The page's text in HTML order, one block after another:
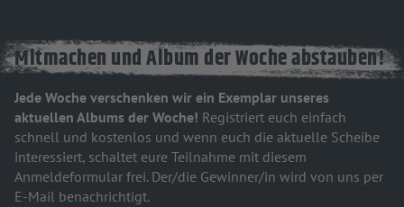
Mitmachen und Album der Woche abstauben!
Jede Woche verschenken wir ein Exemplar unseres
aktuellen Albums der Woche! Registriert euch einfach
schnell und kostenlos und wenn euch die aktuelle Scheibe
interessiert, schaltet eure Teilnahme mit diesem
Anmeldeformular frei. Der/die Gewinner/in wird von uns per
E-Mail benachrichtigt.